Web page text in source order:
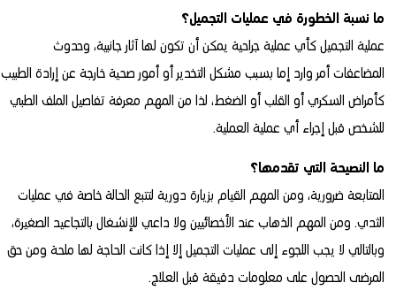
ما نسبة الخطورة في عمليات التجميل؟
عملية التجميل كأي عملية جراحية يمكن أن تكون لها آثار جانبية، وحدوث
المضاعفات أمر وارد إما بسبب مشكل التخدير أو أمور صحية خارجة عن إرادة الطبيب
كأمراض السكري أو القلب أو الضغط، لذا من المهم معرفة تفاصيل الملف الطبي
للشخص قبل إجراء أي عملية العملية.
ما النصيحة التي تقدمها؟
المتابعة ضرورية، ومن المهم القيام بزيارة دورية لتتبع الحالة خاصة في عمليات
الثدي. ومن المهم الذهاب عند الأخصائيين ولا داعي للإنشغال بالتجاعيد الصغيرة،
وبالتالي لا يجب اللجوء إلى عمليات التجميل إلا إذا كانت الحاجة لها ملحة ومن حق
المرضى الحصول على معلومات دقيقة قبل العلاج.